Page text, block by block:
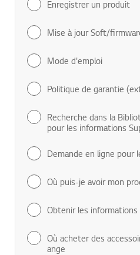
Enregistrer un produit
Mise à jour Soft/
Mode d'emploi
Politique de garantie
Recherche dans la
pour les informations
Demande en ligne pour
Où puis-je avoir mon
Obtenir les
Où acheter des
ange